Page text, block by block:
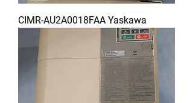
CIMR-AU2A0018FAA Yaskawa